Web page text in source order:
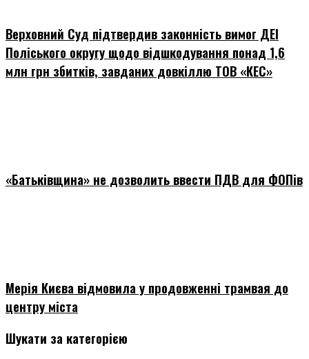
Верховний Суд підтвердив законність вимог ДЕІ
Поліського округу щодо відшкодування понад 1,6
млн грн збитків, завданих довкіллю ТОВ «КЕС»
«Батьківщина» не дозволить ввести ПДВ для ФОПів
Мерія Києва відмовила у продовженні трамвая до
центру міста
Шукати за категорією